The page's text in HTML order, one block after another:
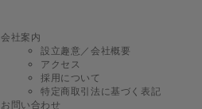
会社案内
設立趣意／会社概要
アクセス
採用について
特定商取引法に基づく表記
お問い合わせ